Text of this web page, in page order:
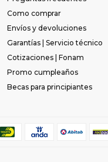
Como comprar
Envíos y devoluciones
Garantías | Servicio técnico
Cotizaciones | Fonam
Promo cumpleaños
Becas para principiantes